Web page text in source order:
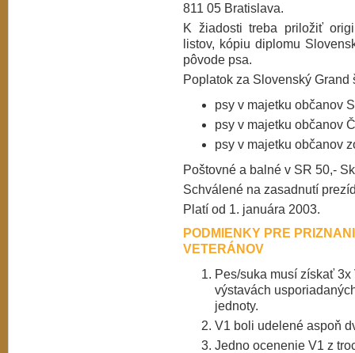
811 05 Bratislava.
K žiadosti treba priložiť
listov, kópiu diplomu
pôvode psa.
Poplatok za Slovenský Grand
psy v majetku občanov
psy v majetku občanov
psy v majetku občanov
Poštovné a balné v SR 50,-
Schválené na zasadnutí
Platí od 1. januára 2003.
PODMIENKY PRE
VETERÁNOV
Pes/suka musí získať
výstavách
jednoty.
V1 boli udelené aspoň
Jedno ocenenie V1 z